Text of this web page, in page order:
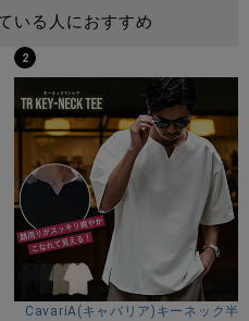
いる人におすすめ
感スーパーストレッチバンドカラー
2
CavariA(キャバリア)キーネック半